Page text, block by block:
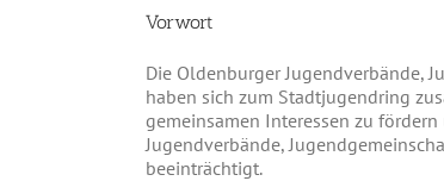
Vorwort
Die Oldenburger Jugendverbände,
haben sich zum Stadtjugendring
gemeinsamen Interessen zu
Jugendverbände,
beeinträchtigt.